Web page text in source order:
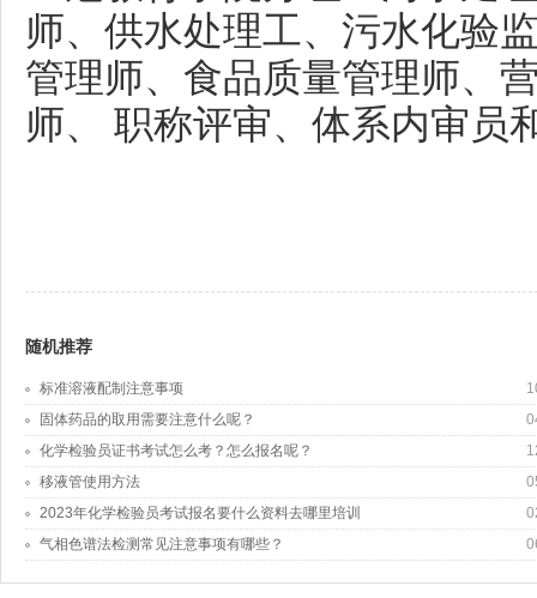
师、供水处理工、 污水化验
管理师、 食品质量管理师、
师、 职称评审、体系内审员
随机推荐
标准溶液配制注意事项
固体药品的取用需要注意什么呢？
化学检验员证书考试怎么考？怎么报名呢？
移液管使用方法
2023年化学检验员考试报名要什么资料去哪里培训
气相色谱法检测常见注意事项有哪些？